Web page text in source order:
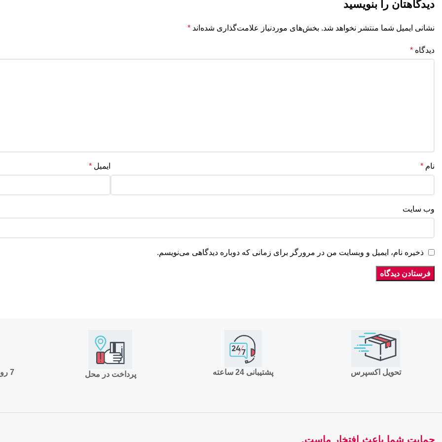
دیدگاهتان را بنویسید
نشانی ایمیل شما منتشر نخواهد شد. بخش‌های موردنیاز علامت‌گذاری شده‌اند *
دیدگاه *
نام * ایمیل *
وب‌ سایت
ذخیره نام، ایمیل و وبسایت من در مرورگر برای زمانی که دوباره دیدگاهی می‌نویسم.
7 روز ضمانت بازگشت پرداخت در محل پشتیبانی 24 ساعته تحویل اکسپرس
حمایت شما باعث افتخار ماست.